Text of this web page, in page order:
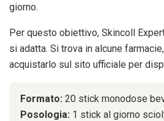
giorno.
Per questo obiettivo, Skincoll
si adatta. Si trova in alcune
acquistarlo sul sito ufficiale per
Formato: 20 stick monodose
Posologia: 1 stick al giorno